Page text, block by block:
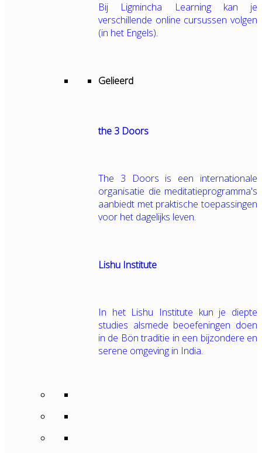
Bij Ligmincha Learning kan je
verschillende online cursussen volgen
(in het Engels).
Gelieerd
the 3 Doors
The 3 Doors is een internationale
organisatie die meditatieprogramma's
aanbiedt met praktische toepassingen
voor het dagelijks leven.
Lishu Institute
In het Lishu Institute kun je diepte
studies alsmede beoefeningen doen
in de Bön traditie in een bijzondere en
serene omgeving in India.